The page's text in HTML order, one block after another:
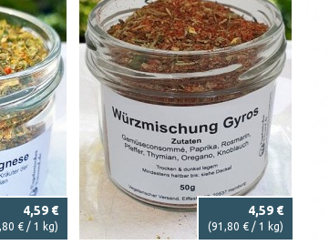
4,59 €
€ / 1 kg)
4,59 €
(91,80 € / 1 kg)